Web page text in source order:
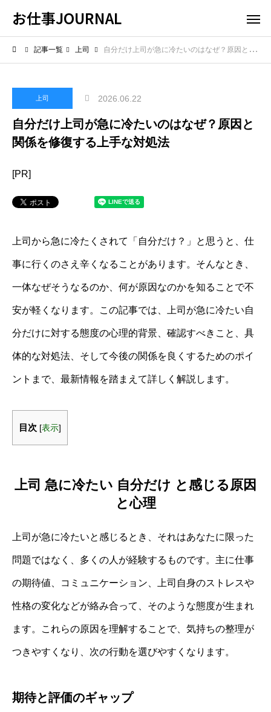
お仕事JOURNAL
記事一覧 上司 自分だけ上司が急に冷たいのはなぜ？原因と関係を修復する上手な対処法
上司 2026.06.22
自分だけ上司が急に冷たいのはなぜ？原因と
関係を修復する上手な対処法
[PR]
上司から急に冷たくされて「自分だけ？」と思うと、仕
事に行くのさえ辛くなることがあります。そんなとき、
一体なぜそうなるのか、何が原因なのかを知ることで不
安が軽くなります。この記事では、上司が急に冷たい自
分だけに対する態度の心理的背景、確認すべきこと、具
体的な対処法、そして今後の関係を良くするためのポイ
ントまで、最新情報を踏まえて詳しく解説します。
目次 [表示]
上司 急に冷たい 自分だけ と感じる原因
と心理
上司が急に冷たいと感じるとき、それはあなたに限った
問題ではなく、多くの人が経験するものです。主に仕事
の期待値、コミュニケーション、上司自身のストレスや
性格の変化などが絡み合って、そのような態度が生まれ
ます。これらの原因を理解することで、気持ちの整理が
つきやすくなり、次の行動を選びやすくなります。
期待と評価のギャップ